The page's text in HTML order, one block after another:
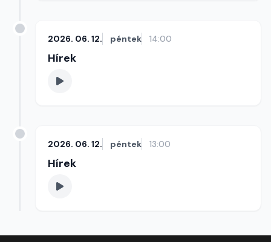
2026. 06. 12. péntek 14:00
Hírek
2026. 06. 12. péntek 13:00
Hírek